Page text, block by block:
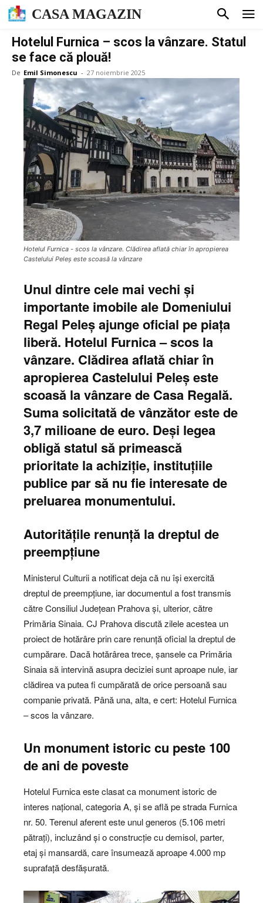
CASA MAGAZIN
Hotelul Furnica – scos la vânzare. Statul
se face că plouă!
De Emil Simonescu - 27 noiembrie 2025
Hotelul Furnica - scos la vânzare. Clădirea aflată chiar în apropierea
Castelului Peleș este scoasă la vânzare
Unul dintre cele mai vechi și
importante imobile ale Domeniului
Regal Peleș ajunge oficial pe piața
liberă. Hotelul Furnica – scos la
vânzare. Clădirea aflată chiar în
apropierea Castelului Peleș este
scoasă la vânzare de Casa Regală.
Suma solicitată de vânzător este de
3,7 milioane de euro. Deși legea
obligă statul să primească
prioritate la achiziție, instituțiile
publice par să nu fie interesate de
preluarea monumentului.
Autoritățile renunță la dreptul de
preempțiune
Ministerul Culturii a notificat deja că nu își exercită
dreptul de preempțiune, iar documentul a fost transmis
către Consiliul Județean Prahova și, ulterior, către
Primăria Sinaia. CJ Prahova discută zilele acestea un
proiect de hotărâre prin care renunță oficial la dreptul de
cumpărare. Dacă hotărârea trece, șansele ca Primăria
Sinaia să intervină asupra deciziei sunt aproape nule, iar
clădirea va putea fi cumpărată de orice persoană sau
companie privată. Până una, alta, e cert: Hotelul Furnica
– scos la vânzare.
Un monument istoric cu peste 100
de ani de poveste
Hotelul Furnica este clasat ca monument istoric de
interes național, categoria A, și se află pe strada Furnica
nr. 50. Terenul aferent este unul generos (5.106 metri
pătrați), incluzând și o construcție cu demisol, parter,
etaj și mansardă, care însumează aproape 4.000 mp
suprafață desfășurată.